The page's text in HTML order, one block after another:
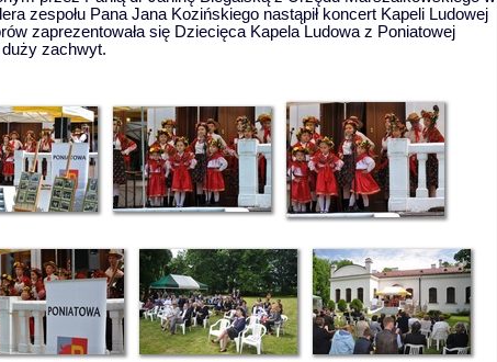
zespołu Pana Jana Kozińskiego nastąpił koncert Kapeli Ludowej
zaprezentowała się Dziecięca Kapela Ludowa z Poniatowej
zachwyt.